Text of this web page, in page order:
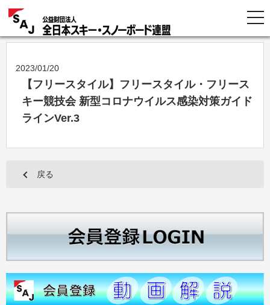
2023/01/20
【フリースタイル】フリースタイル・フリース
キー競技会 新型コロナウイルス感染対策ガイド
ラインVer.3
戻る